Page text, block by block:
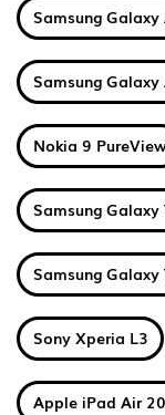
Samsung
Samsung
Nokia 9
Samsung
Samsung
Sony Xperia L3
Apple iPad Air